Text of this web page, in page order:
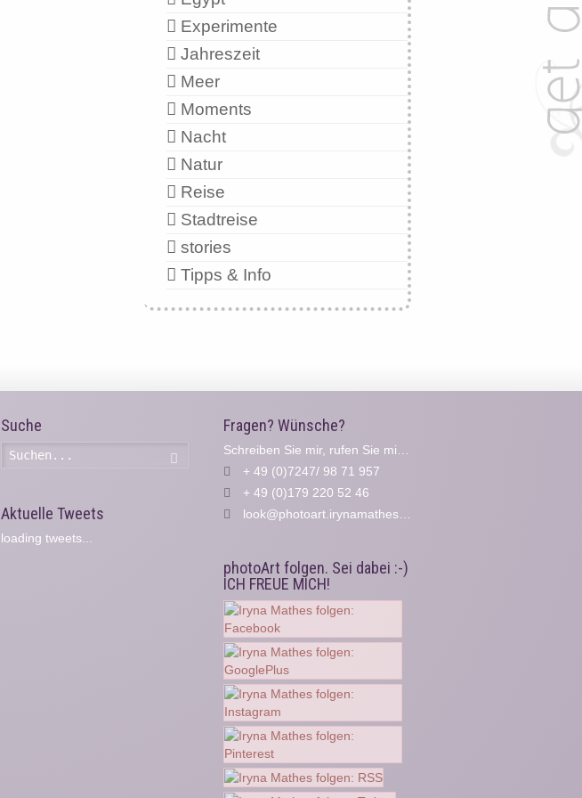
Experimente
Jahreszeit
Meer
Moments
Nacht
Natur
Reise
Stadtreise
stories
Tipps & Info
Suche
Aktuelle Tweets
loading tweets...
Fragen? Wünsche?
+ 49 (0)7247/ 98 71 957
+ 49 (0)179 220 52 46
look@photoart.irynamathes.de
photoArt folgen. Sei dabei :-)
ICH FREUE MICH!